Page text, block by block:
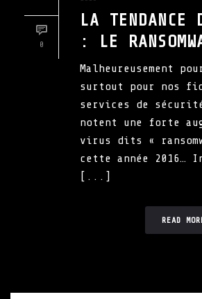
0
LA TENDANCE
: LE
Malheureusement
surtout pour nos
services de
notent une forte
virus dits «
cette année 2016…
[...]
READ